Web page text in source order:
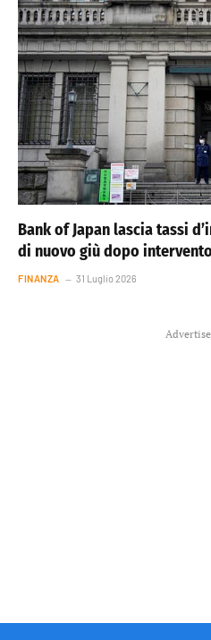
Bank of Japan lascia tassi
di nuovo giù dopo intervento
FINANZA 31 Luglio 2026